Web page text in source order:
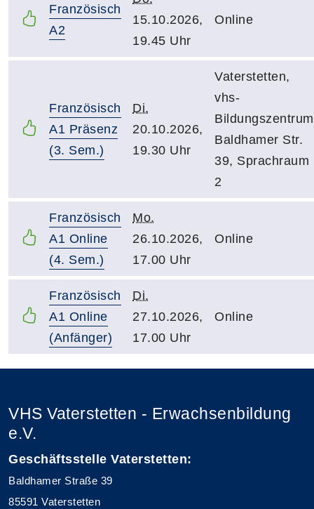
Französisch
A2
15.10.2026,
19.45 Uhr
Online
Französisch
A1 Präsenz
(3. Sem.)
Di.
20.10.2026,
19.30 Uhr
Vaterstetten,
vhs-
Baldhamer Str.
39, Sprachraum
2
Französisch
A1 Online
(4. Sem.)
Mo.
26.10.2026,
17.00 Uhr
Online
Französisch
A1 Online
(Anfänger)
Di.
27.10.2026,
17.00 Uhr
Online
VHS Vaterstetten - Erwachsenbildung
e.V.
Geschäftsstelle Vaterstetten:
Baldhamer Straße 39
85591 Vaterstetten